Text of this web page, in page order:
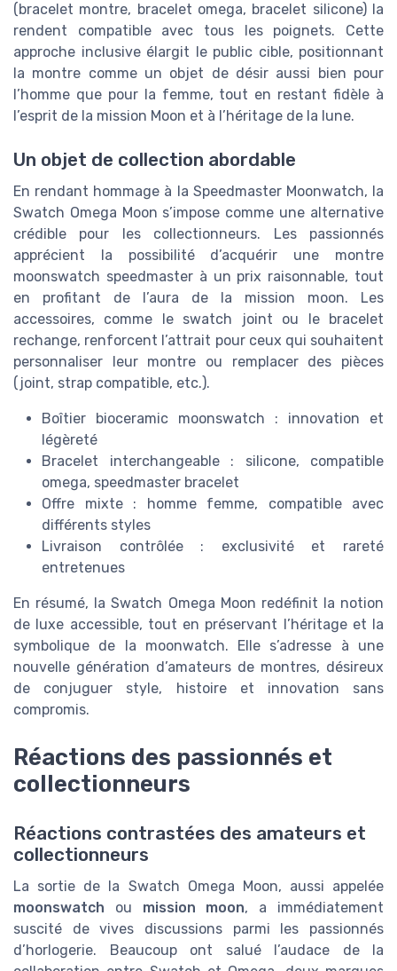
(bracelet montre, bracelet omega, bracelet silicone) la
rendent compatible avec tous les poignets. Cette
approche inclusive élargit le public cible, positionnant
la montre comme un objet de désir aussi bien pour
l’homme que pour la femme, tout en restant fidèle à
l’esprit de la mission Moon et à l’héritage de la lune.
Un objet de collection abordable
En rendant hommage à la Speedmaster Moonwatch, la
Swatch Omega Moon s’impose comme une alternative
crédible pour les collectionneurs. Les passionnés
apprécient la possibilité d’acquérir une montre
moonswatch speedmaster à un prix raisonnable, tout
en profitant de l’aura de la mission moon. Les
accessoires, comme le swatch joint ou le bracelet
rechange, renforcent l’attrait pour ceux qui souhaitent
personnaliser leur montre ou remplacer des pièces
(joint, strap compatible, etc.).
Boîtier bioceramic moonswatch : innovation et
légèreté
Bracelet interchangeable : silicone, compatible
omega, speedmaster bracelet
Offre mixte : homme femme, compatible avec
différents styles
Livraison contrôlée : exclusivité et rareté
entretenues
En résumé, la Swatch Omega Moon redéfinit la notion
de luxe accessible, tout en préservant l’héritage et la
symbolique de la moonwatch. Elle s’adresse à une
nouvelle génération d’amateurs de montres, désireux
de conjuguer style, histoire et innovation sans
compromis.
Réactions des passionnés et
collectionneurs
Réactions contrastées des amateurs et
collectionneurs
La sortie de la Swatch Omega Moon, aussi appelée
moonswatch ou mission moon, a immédiatement
suscité de vives discussions parmi les passionnés
d’horlogerie. Beaucoup ont salué l’audace de la